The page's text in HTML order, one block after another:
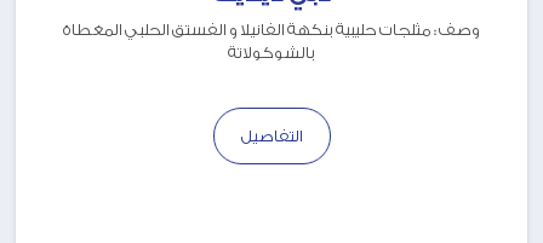
وصف : مثلجات حليبية بنكهة الفانيلا و الفستق الحلبي المغطاة
بالشوكولاتة
التفاصيل